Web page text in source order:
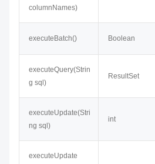
columnNames)
executeBatch() Boolean
executeQuery(Strin
g sql)
ResultSet
executeUpdate(Stri
ng sql)
int
executeUpdate​